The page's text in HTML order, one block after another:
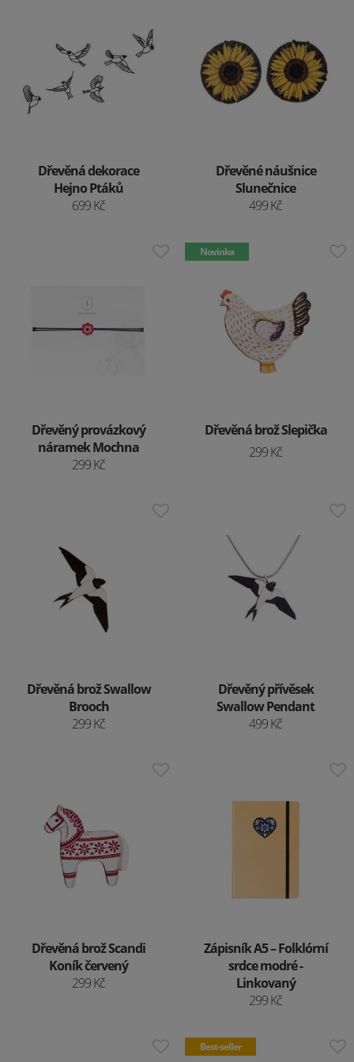
Dřevěná dekorace
Hejno Ptáků
699 Kč
Dřevěné náušnice
Slunečnice
499 Kč
Dřevěný provázkový
náramek Mochna
299 Kč
Novinka
Dřevěná brož Slepička
299 Kč
Dřevěná brož Swallow
Brooch
299 Kč
Dřevěný přívěsek
Swallow Pendant
499 Kč
Dřevěná brož Scandi
Koník červený
299 Kč
Zápisník A5 – Folklórní
srdce modré -
Linkovaný
299 Kč
Best-seller